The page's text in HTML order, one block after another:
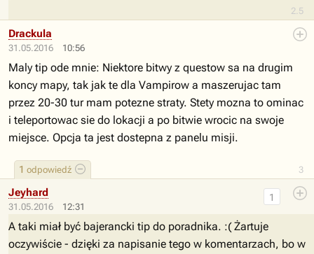
2.5
31.05.2016 10:56
3
1 odpowiedź
Drackula
Maly tip ode mnie: Niektore bitwy z questow sa na drugim
koncy mapy, tak jak te dla Vampirow a maszerujac tam
przez 20-30 tur mam potezne straty. Stety mozna to ominac
i teleportowac sie do lokacji a po bitwie wrocic na swoje
miejsce. Opcja ta jest dostepna z panelu misji.
31.05.2016 12:31
1
Jeyhard
A taki miał być bajerancki tip do poradnika. :( Żartuje
oczywiście - dzięki za napisanie tego w komentarzach, bo w